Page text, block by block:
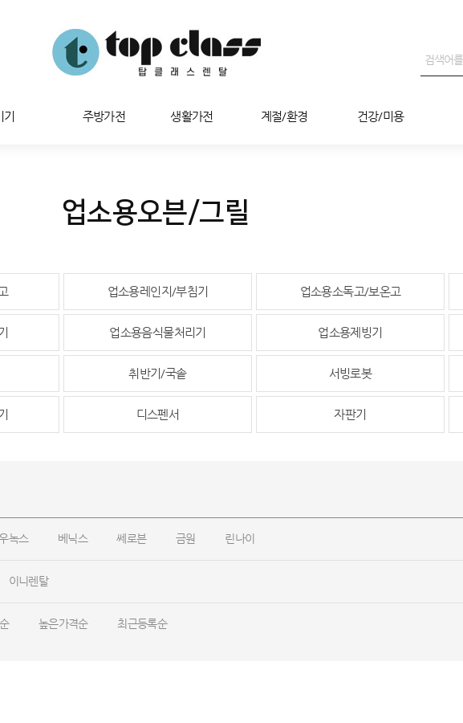
주방가전 생활가전 계절/환경 건강/미용
업소용오븐/그릴
업소용레인지/부침기 업소용소독고/보온고
업소용음식물처리기 업소용제빙기
취반기/국솥 서빙로봇
디스펜서 자판기
녹스 베닉스 쎄로븐 금원 린나이
이니렌탈
높은가격순 최근등록순